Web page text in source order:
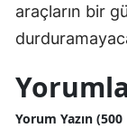
araçların bir
Yorum Yazın